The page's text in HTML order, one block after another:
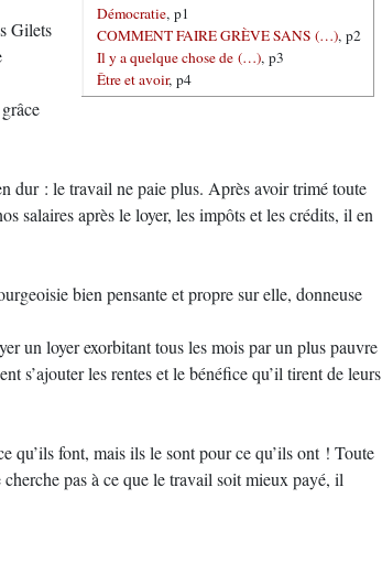
Démocratie, p1
COMMENT FAIRE GRÈVE SANS (…), p2
Il y a quelque chose de (…), p3
Être et avoir, p4
Gilets
dur : le travail ne paie plus. Après avoir trimé toute
salaires après le loyer, les impôts et les crédits, il en
bien pensante et propre sur elle, donneuse
un loyer exorbitant tous les mois par un plus pauvre
s’ajouter les rentes et le bénéfice qu’il tirent de leurs
qu’ils font, mais ils le sont pour ce qu’ils ont ! Toute
pas à ce que le travail soit mieux payé, il